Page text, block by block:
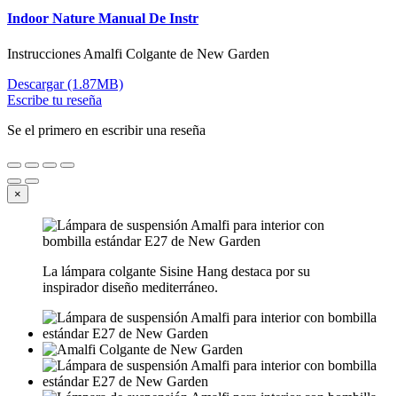
Indoor Nature Manual De Instr
Instrucciones Amalfi Colgante de New Garden
Descargar (1.87MB)
Escribe tu reseña
Se el primero en escribir una reseña
×
La lámpara colgante Sisine Hang destaca por su
inspirador diseño mediterráneo.